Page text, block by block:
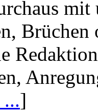
mit
Brüchen
]